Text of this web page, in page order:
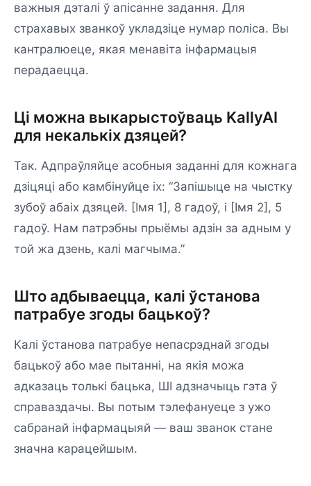
важныя дэталі ў апісанне задання. Для
страхавых званкоў укладзіце нумар поліса. Вы
кантралюеце, якая менавіта інфармацыя
перадаецца.
Ці можна выкарыстоўваць KallyAI
для некалькіх дзяцей?
Так. Адпраўляйце асобныя заданні для кожнага
дзіцяці або камбінуйце іх: “Запішыце на чыстку
зубоў абаіх дзяцей. [Імя 1], 8 гадоў, і [Імя 2], 5
гадоў. Нам патрэбны прыёмы адзін за адным у
той жа дзень, калі магчыма.”
Што адбываецца, калі ўстанова
патрабуе згоды бацькоў?
Калі ўстанова патрабуе непасрэднай згоды
бацькоў або мае пытанні, на якія можа
адказаць толькі бацька, ШІ адзначыць гэта ў
справаздачы. Вы потым тэлефануеце з ужо
сабранай інфармацыяй — ваш званок стане
значна карацейшым.